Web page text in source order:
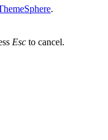
.
Esc to cancel.